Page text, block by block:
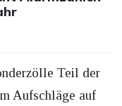
Teil der
Aufschläge auf